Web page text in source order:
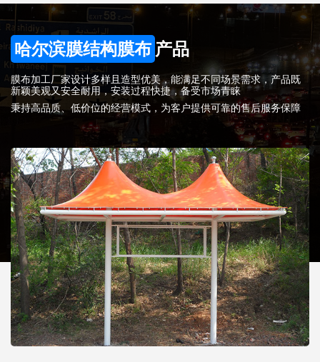
哈尔滨膜结构膜布 产品
膜布加工厂家设计多样且造型优美，能满足不同场景需求，产品既
新颖美观又安全耐用，安装过程快捷，备受市场青睐
秉持高品质、低价位的经营模式，为客户提供可靠的售后服务保障